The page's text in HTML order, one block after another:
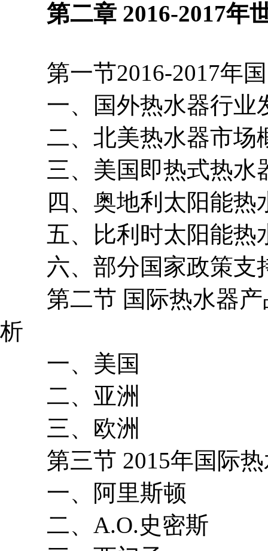
第二章 2016-2017年
第一节2016-2017年国
一、国外热水器行业
二、北美热水器市场
三、美国即热式热水
四、奥地利太阳能热
五、比利时太阳能热
六、部分国家政策支
第二节 国际热水器产
析
一、美国
二、亚洲
三、欧洲
第三节 2015年国际热
一、阿里斯顿
二、A.O.史密斯